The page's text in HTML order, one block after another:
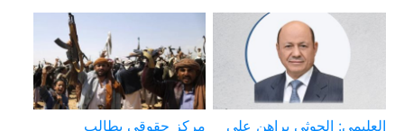
العليمي: الحوثي يراهن على مركز حقوقي يطالب